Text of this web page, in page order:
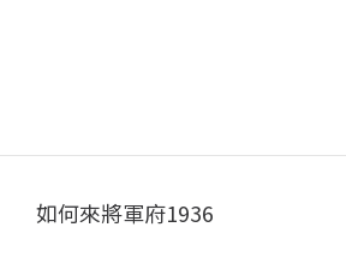
如何來將軍府1936